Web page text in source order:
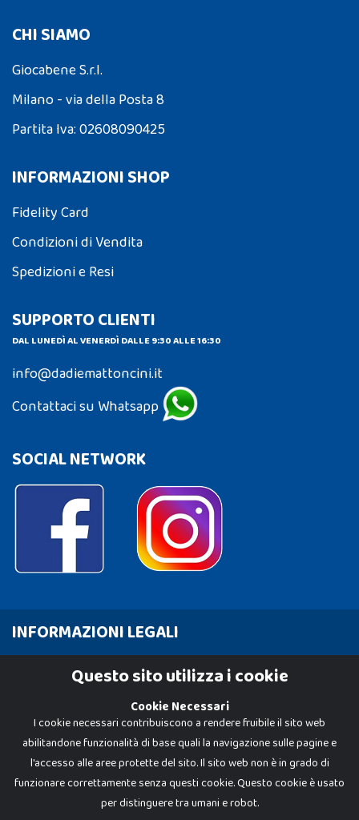
CHI SIAMO
Giocabene S.r.l.
Milano - via della Posta 8
Partita Iva: 02608090425
INFORMAZIONI SHOP
Fidelity Card
Condizioni di Vendita
Spedizioni e Resi
SUPPORTO CLIENTI
DAL LUNEDÌ AL VENERDÌ DALLE 9:30 ALLE 16:30
info@dadiemattoncini.it
Contattaci su Whatsapp
SOCIAL NETWORK
INFORMAZIONI LEGALI
Cookie PolicyQuesto sito utilizza i cookie
Cookie Necessari
I cookie necessari contribuiscono a rendere fruibile il sito web
abilitandone funzionalità di base quali la navigazione sulle pagine e
l'accesso alle aree protette del sito. Il sito web non è in grado di
funzionare correttamente senza questi cookie. Questo cookie è usato
per distinguere tra umani e robot.